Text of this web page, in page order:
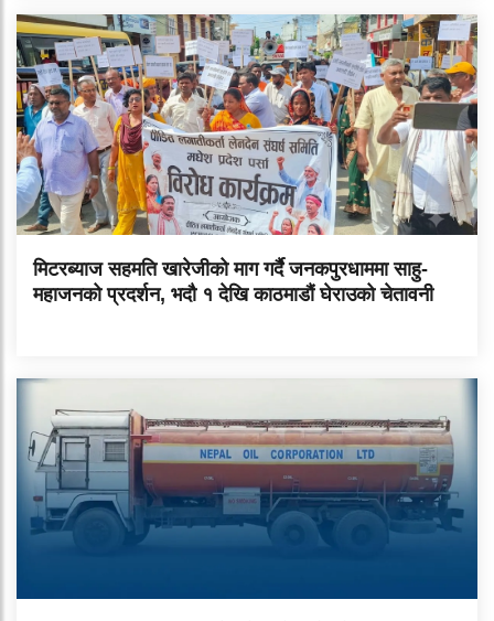
मिटरब्याज सहमति खारेजीको माग गर्दै जनकपुरधाममा साहु-
महाजनको प्रदर्शन, भदौ १ देखि काठमाडौं घेराउको चेतावनी